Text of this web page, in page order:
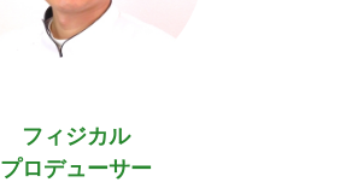
フィジカル
プロデューサー